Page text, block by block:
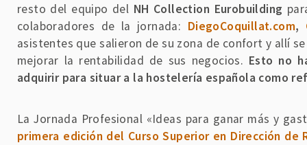
resto del equipo del NH Collection Eurobuilding
colaboradores de la jornada: DiegoCoquillat.com,
asistentes que salieron de su zona de confort y allí
mejorar la rentabilidad de sus negocios. Esto no
adquirir para situar a la hostelería española como
La Jornada Profesional «Ideas para ganar más y
primera edición del Curso Superior en Dirección